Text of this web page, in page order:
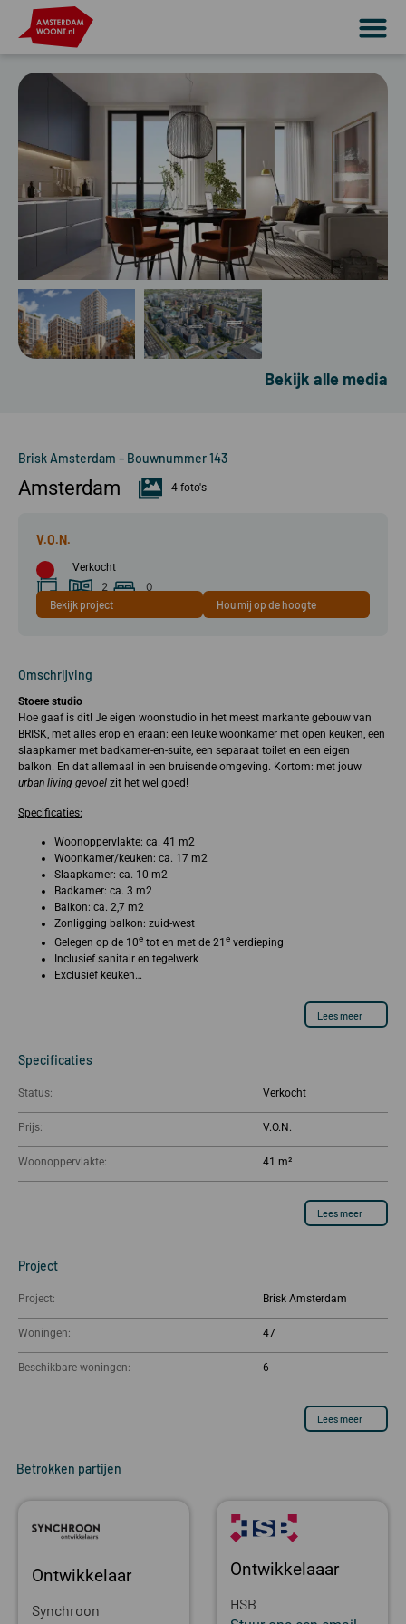
Bekijk alle media
Brisk Amsterdam – Bouwnummer 143
Amsterdam 4 foto's
Verkocht
41 m²
2
kamer(s)
0
Bekijk project Hou mij op de hoogte
Omschrijving
Stoere studio
Hoe gaaf is dit! Je eigen woonstudio in het meest markante gebouw van
BRISK, met alles erop en eraan: een leuke woonkamer met open keuken, een
slaapkamer met badkamer-en-suite, een separaat toilet en een eigen
balkon. En dat allemaal in een bruisende omgeving. Kortom: met jouw
urban living gevoel zit het wel goed!
Specificaties:
Woonoppervlakte: ca. 41 m2
Woonkamer/keuken: ca. 17 m2
Slaapkamer: ca. 10 m2
Badkamer: ca. 3 m2
Balkon: ca. 2,7 m2
Zonligging balkon: zuid-west
Gelegen op de 10e tot en met de 21 e verdieping
Inclusief sanitair en tegelwerk
Exclusief keuken…
Lees meer
Specificaties
Status: Verkocht
Prijs:
Woonoppervlakte: 41 m²
Lees meer
Project
Project: Brisk Amsterdam
Woningen: 47
Beschikbare woningen: 6
Lees meer
Betrokken partijen
Ontwikkelaar
Synchroon
Ontwikkelaaar
HSB